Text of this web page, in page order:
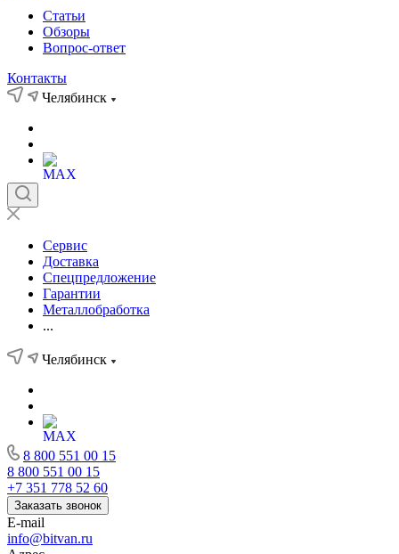
Статьи
Обзоры
Вопрос-ответ
Контакты
Челябинск
Сервис
Доставка
Спецпредложение
Гарантии
Металлобработка
...
Челябинск
8 800 551 00 15
8 800 551 00 15
+7 351 778 52 60
Заказать звонок
E-mail
info@bitvan.ru